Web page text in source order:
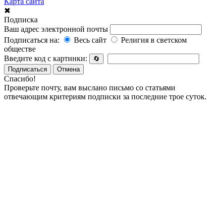
✖
Подписка
Ваш адрес электронной почты
Подписаться на:
Весь сайт
Религия в светском
обществе
Введите код с картинки:
🔄
Подписаться
Отмена
Спасибо!
Проверьте почту, вам выслано письмо со статьями
отвечающим критериям подписки за последние трое суток.